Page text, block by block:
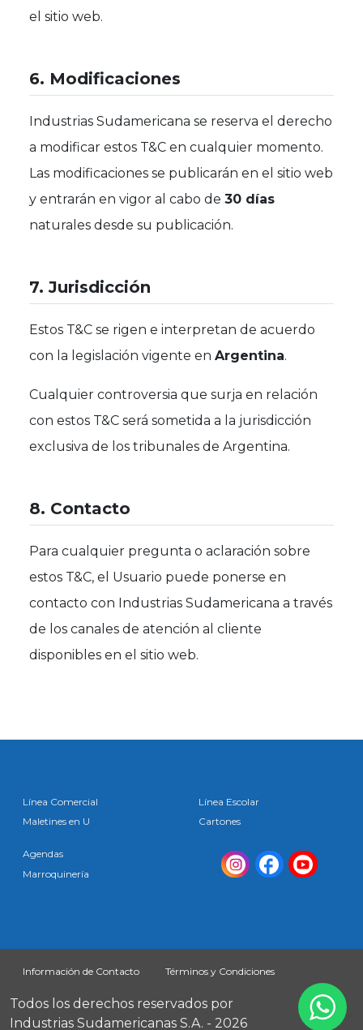
el sitio web.
6. Modificaciones
Industrias Sudamericana se reserva el derecho
a modificar estos T&C en cualquier momento.
Las modificaciones se publicarán en el sitio web
y entrarán en vigor al cabo de 30 días
naturales desde su publicación.
7. Jurisdicción
Estos T&C se rigen e interpretan de acuerdo
con la legislación vigente en Argentina.
Cualquier controversia que surja en relación
con estos T&C será sometida a la jurisdicción
exclusiva de los tribunales de Argentina.
8. Contacto
Para cualquier pregunta o aclaración sobre
estos T&C, el Usuario puede ponerse en
contacto con Industrias Sudamericana a través
de los canales de atención al cliente
disponibles en el sitio web.
Línea Comercial
Maletines en U
Línea Escolar
Cartones
Agendas
Marroquinería
Información de Contacto Términos y Condiciones
Todos los derechos reservados por
Industrias Sudamericanas S.A. - 2026